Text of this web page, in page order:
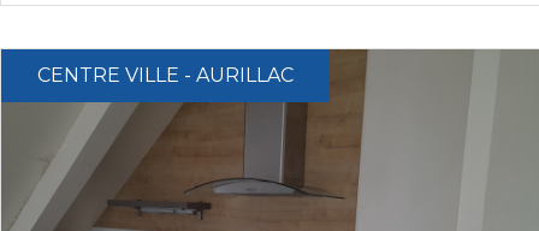
CENTRE VILLE - AURILLAC